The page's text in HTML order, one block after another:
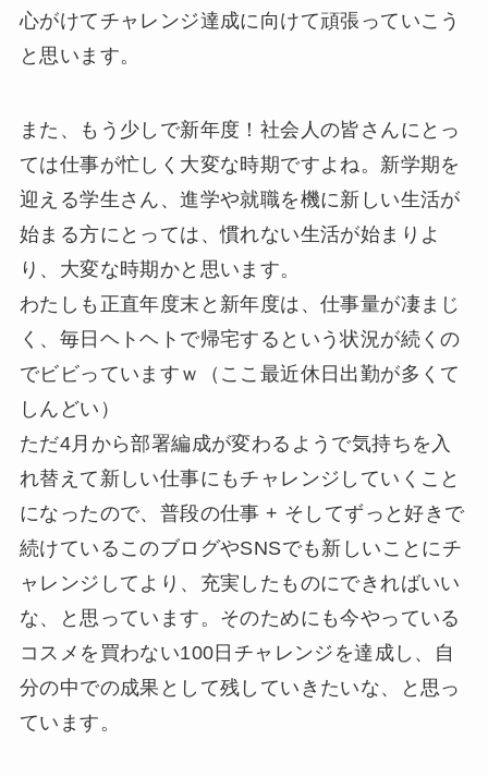
心がけてチャレンジ達成に向けて頑張っていこう
と思います。
また、もう少しで新年度！社会人の皆さんにとっ
ては仕事が忙しく大変な時期ですよね。新学期を
迎える学生さん、進学や就職を機に新しい生活が
始まる方にとっては、慣れない生活が始まりよ
り、大変な時期かと思います。
わたしも正直年度末と新年度は、仕事量が凄まじ
く、毎日ヘトヘトで帰宅するという状況が続くの
でビビっていますｗ（ここ最近休日出勤が多くて
しんどい）
ただ4月から部署編成が変わるようで気持ちを入
れ替えて新しい仕事にもチャレンジしていくこと
になったので、普段の仕事 + そしてずっと好きで
続けているこのブログやSNSでも新しいことにチ
ャレンジしてより、充実したものにできればいい
な、と思っています。そのためにも今やっている
コスメを買わない100日チャレンジを達成し、自
分の中での成果として残していきたいな、と思っ
ています。